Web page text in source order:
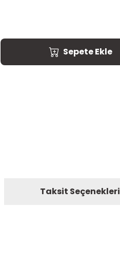
Sepete Ekle
Taksit Seçenekleri